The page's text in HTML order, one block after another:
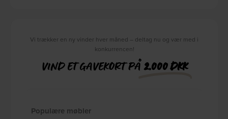
Vi trækker en ny vinder hver måned – deltag nu og vær med i
konkurrencen!
VIND ET GAVEKORT PÅ2.000 DKK
Populære møbler